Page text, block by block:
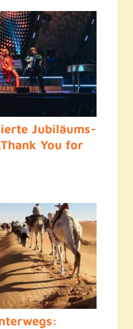
Jubiläums-
You for